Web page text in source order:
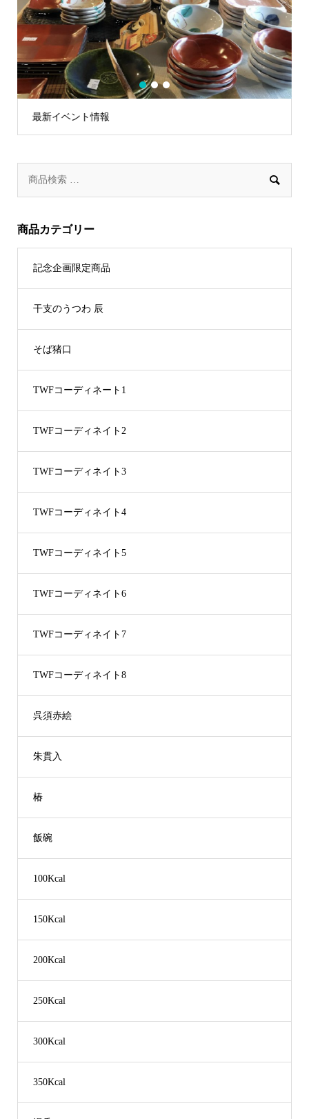
1 2 3

商品カテゴリー
記念企画限定商品
干支のうつわ 辰
そば猪口
TWFコーディネート1
TWFコーディネイト2
TWFコーディネイト3
TWFコーディネイト4
TWFコーディネイト5
TWFコーディネイト6
TWFコーディネイト7
TWFコーディネイト8
呉須赤絵
朱貫入
椿
飯碗
100Kcal
150Kcal
200Kcal
250Kcal
300Kcal
350Kcal